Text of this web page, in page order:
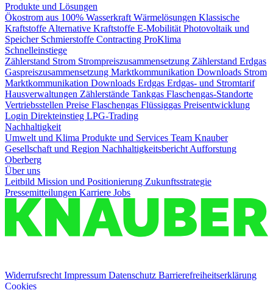
Produkte und Lösungen
Ökostrom aus 100% Wasserkraft Wärmelösungen Klassische
Kraftstoffe Alternative Kraftstoffe E-Mobilität Photovoltaik und
Speicher Schmierstoffe Contracting ProKlima
Schnelleinstiege
Zählerstand Strom Strompreiszusammensetzung Zählerstand Erdgas
Gaspreiszusammensetzung Marktkommunikation Downloads Strom
Marktkommunikation Downloads Erdgas Erdgas- und Stromtarif
Hausverwaltungen Zählerstände Tankgas Flaschengas-Standorte
Vertriebsstellen Preise Flaschengas Flüssiggas Preisentwicklung
Login Direkteinstieg LPG-Trading
Nachhaltigkeit
Umwelt und Klima Produkte und Services Team Knauber
Gesellschaft und Region Nachhaltigkeitsbericht Aufforstung
Oberberg
Über uns
Leitbild Mission und Positionierung Zukunftsstrategie
Pressemitteilungen Karriere Jobs
Widerrufsrecht Impressum Datenschutz Barrierefreiheitserklärung
Cookies